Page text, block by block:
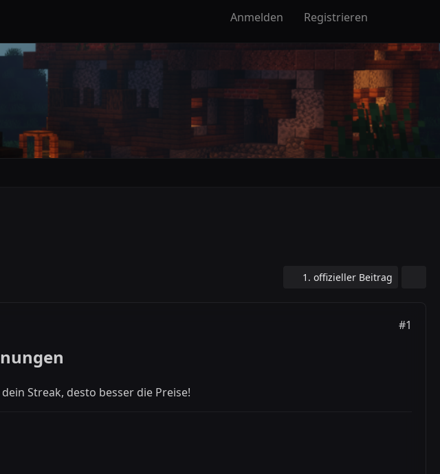
Anmelden Registrieren
1. offizieller Beitrag
#1
Streak, desto besser die Preise!